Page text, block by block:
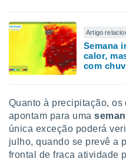
Artigo
Semana
calor,
com
Quanto à precipitação, os
apontam para uma
única exceção poderá
julho, quando se prevê a
frontal de fraca atividade